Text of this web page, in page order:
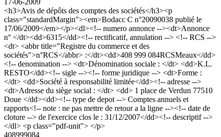
<h3>Avis de dépôts des comptes des sociétés</h3><p
class="standardMargin"><em>Bodacc C n°20090038 publié le
17/06/2009</em></p><dl><!-- numero annonce --><dt>Annonce
n° </dt><dd>6315</dd><!-- rectificatif, annulation --> <!-- RCS -->
<dt> <abbr title="Registre du commerce et des
sociétés">n°RCS</abbr> :</dt><dd>408 999 084RCSMeaux</dd>
<!-- denomination --> <dt>Dénomination sociale : </dt> <dd>K.L.
RESTO</dd><!-- sigle --><!-- forme juridique --> <dt>Forme :
</dt> <dd>Société à responsabilité limitée</dd><!-- adresse -->
<dt>Adresse du siège social : </dt> <dd> 1 place de Verdun 77510
Doue </dd><dd><!-- type de depot --> Comptes annuels et
rapports<!-- note : ne pas mettre de retour a la ligne --><!-- date de
cloture --> de l'exercice clos le : 31/12/2007</dd><!-- descriptif -->
</dl> <p class="pdf-unit"> </p>
408999084